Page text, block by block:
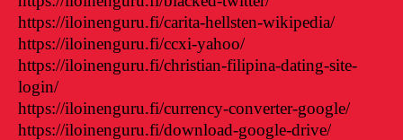
https://iloinenguru.fi/carita-hellsten-wikipedia/
https://iloinenguru.fi/ccxi-yahoo/
https://iloinenguru.fi/christian-filipina-dating-site-
login/
https://iloinenguru.fi/currency-converter-google/
https://iloinenguru.fi/download-google-drive/